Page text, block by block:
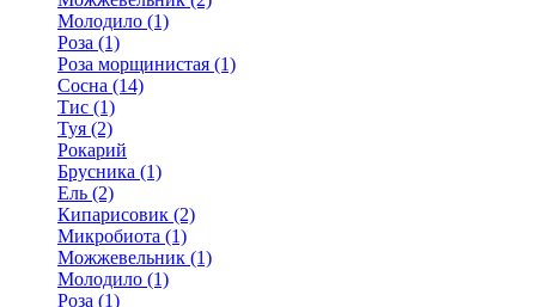
Молодило (1)
Роза (1)
Роза морщинистая (1)
Сосна (14)
Тис (1)
Туя (2)
Рокарий
Брусника (1)
Ель (2)
Кипарисовик (2)
Микробиота (1)
Можжевельник (1)
Молодило (1)
Роза (1)